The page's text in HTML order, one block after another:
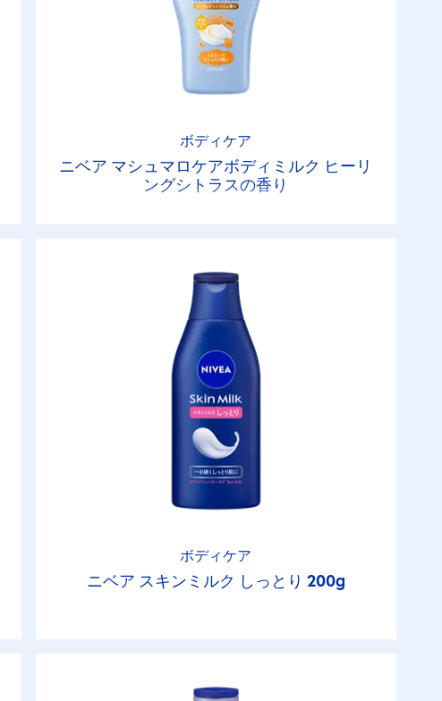
ボディケア
ニベア マシュマロケアボディミルク ヒーリ
ングシトラスの香り
ボディケア
ニベア スキンミルク しっとり 200g